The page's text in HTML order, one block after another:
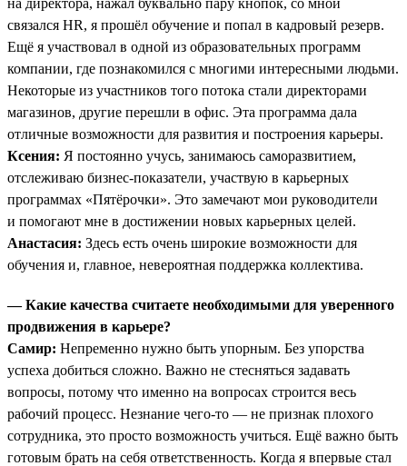
связался HR, я прошёл обучение и попал в кадровый резерв.
Ещё я участвовал в одной из образовательных программ
компании, где познакомился с многими интересными людьми.
Некоторые из участников того потока стали директорами
магазинов, другие перешли в офис. Эта программа дала
отличные возможности для развития и построения карьеры.
Ксения: Я постоянно учусь, занимаюсь саморазвитием,
отслеживаю бизнес-показатели, участвую в карьерных
программах «Пятёрочки». Это замечают мои руководители
и помогают мне в достижении новых карьерных целей.
Анастасия: Здесь есть очень широкие возможности для
обучения и, главное, невероятная поддержка коллектива.
— Какие качества считаете необходимыми для уверенного
продвижения в карьере?
Самир: Непременно нужно быть упорным. Без упорства
успеха добиться сложно. Важно не стесняться задавать
вопросы, потому что именно на вопросах строится весь
рабочий процесс. Незнание чего-то — не признак плохого
сотрудника, это просто возможность учиться. Ещё важно быть
готовым брать на себя ответственность. Когда я впервые стал